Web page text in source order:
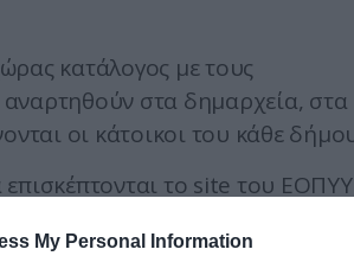
My Personal Information
κατάλογος με τους
στα δημαρχεία, στα
οι κάτοικοι του κάθε
το site του